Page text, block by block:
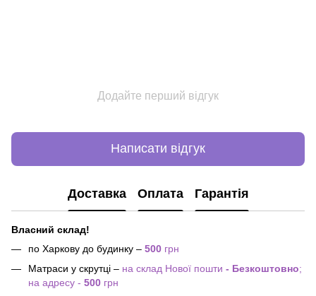
Додайте перший відгук
Написати відгук
Доставка Оплата Гарантія
Власний склад!
по Харкову до будинку – 500 грн
Матраси у скрутці – на склад Нової пошти - Безкоштовно;
на адресу - 500 грн